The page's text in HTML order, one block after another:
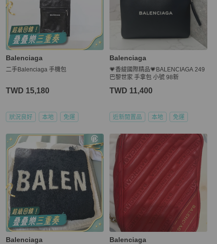
Balenciaga
二手Balenciaga 手機包
TWD 15,180
狀況良好 本地 免運
Balenciaga
💗香緹國際精品💗BALENCIAGA 249
巴黎世家 手拿包 小號 98新
TWD 11,400
近新閒置品 本地 免運
Balenciaga Balenciaga